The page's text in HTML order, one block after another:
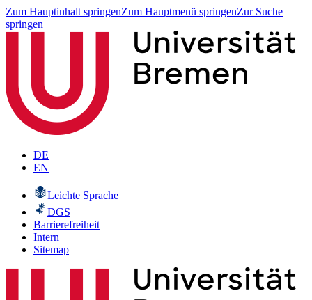
Zum Hauptinhalt springenZum Hauptmenü springenZur Suche
springen
DE
EN
Leichte Sprache
DGS
Barrierefreiheit
Intern
Sitemap